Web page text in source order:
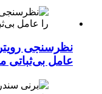
نظرسنجی
عامل بی‌ثباتی